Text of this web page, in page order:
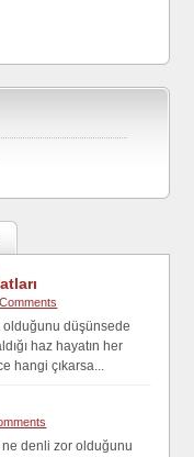
olduğunu düşünsede
haz hayatın her
hangi çıkarsa...
ne denli zor olduğunu